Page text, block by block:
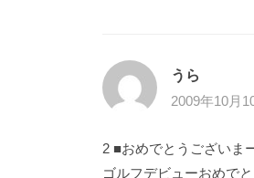
うら
2009年10月
2 ■おめでとうございま
ゴルフデビューおめで